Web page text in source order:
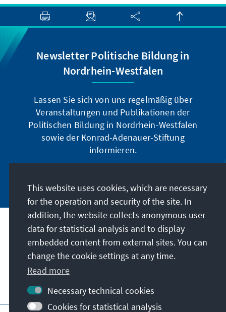
Newsletter Politische Bildung in
Nordrhein-Westfalen
Lassen Sie sich von uns regelmäßig über
Veranstaltungen und Publikationen der
Politischen Bildung in Nordrhein-Westfalen
sowie der Konrad-Adenauer-Stiftung
informieren.
Address
Contact
Visit also
This website uses cookies, which are necessary
for the operation and security of the site. In
addition, the website collects anonymous user
data for statistical analysis and to display
embedded content from external sites. You can
change the cookie settings at any time.
Read more
Necessary technical cookies
Cookies for statistical analysis